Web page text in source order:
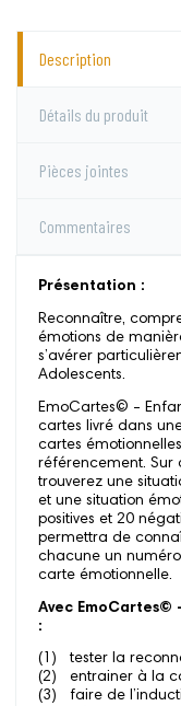
Description
Détails du produit
Pièces jointes
Commentaires
Présentation :
Reconnaître,
émotions de
s’avérer
Adolescents.
EmoCartes© -
cartes livré dans
cartes
référencement. Sur
trouverez une
et une situation
positives et 20
permettra de
chacune un
carte émotionnelle.
Avec EmoCartes©
:
(1) tester la
(2) entrainer à la
(3) faire de